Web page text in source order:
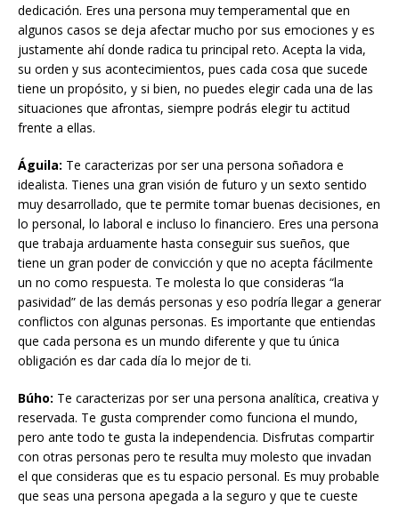
dedicación. Eres una persona muy temperamental que en
algunos casos se deja afectar mucho por sus emociones y es
justamente ahí donde radica tu principal reto. Acepta la vida,
su orden y sus acontecimientos, pues cada cosa que sucede
tiene un propósito, y si bien, no puedes elegir cada una de las
situaciones que afrontas, siempre podrás elegir tu actitud
frente a ellas.
Águila: Te caracterizas por ser una persona soñadora e
idealista. Tienes una gran visión de futuro y un sexto sentido
muy desarrollado, que te permite tomar buenas decisiones, en
lo personal, lo laboral e incluso lo financiero. Eres una persona
que trabaja arduamente hasta conseguir sus sueños, que
tiene un gran poder de convicción y que no acepta fácilmente
un no como respuesta. Te molesta lo que consideras “la
pasividad” de las demás personas y eso podría llegar a generar
conflictos con algunas personas. Es importante que entiendas
que cada persona es un mundo diferente y que tu única
obligación es dar cada día lo mejor de ti.
Búho: Te caracterizas por ser una persona analítica, creativa y
reservada. Te gusta comprender como funciona el mundo,
pero ante todo te gusta la independencia. Disfrutas compartir
con otras personas pero te resulta muy molesto que invadan
el que consideras que es tu espacio personal. Es muy probable
que seas una persona apegada a la seguro y que te cueste